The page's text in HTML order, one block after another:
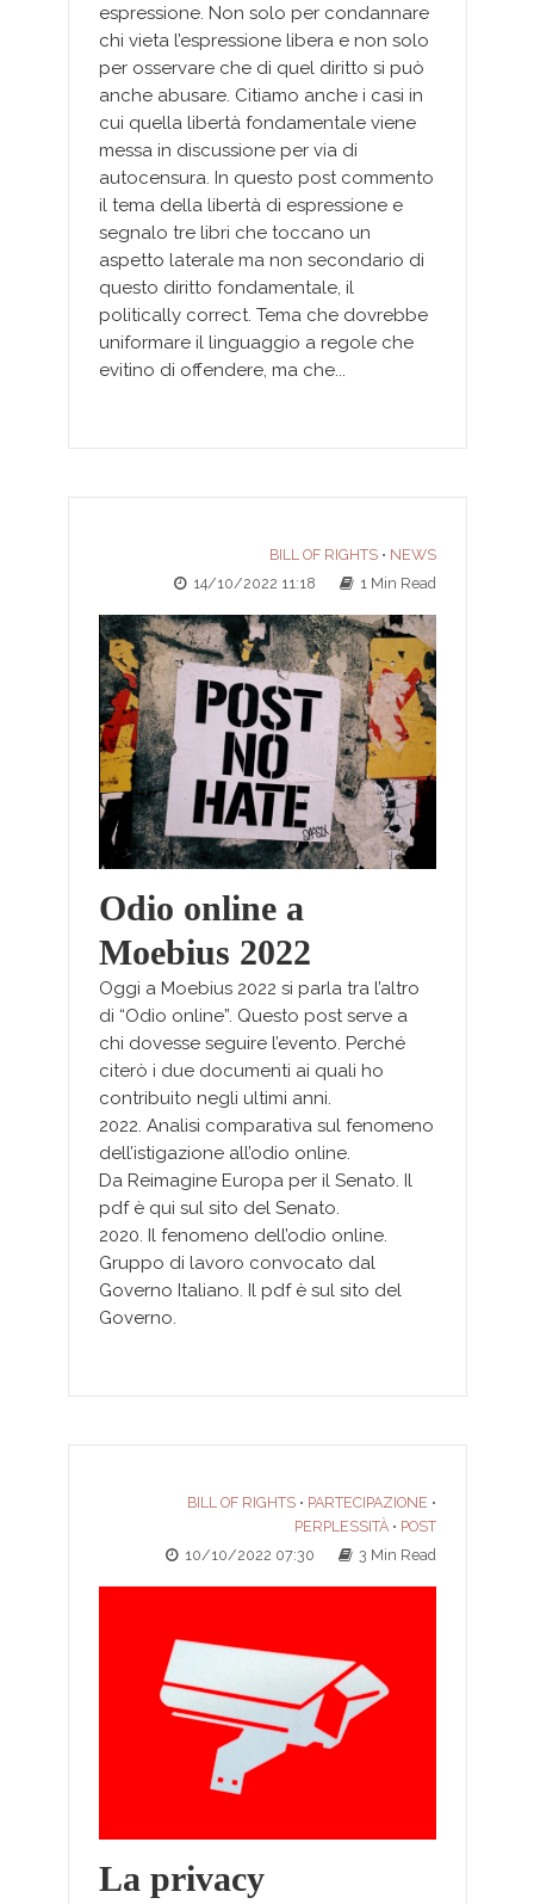
espressione. Non solo per condannare
chi vieta l’espressione libera e non solo
per osservare che di quel diritto si può
anche abusare. Citiamo anche i casi in
cui quella libertà fondamentale viene
messa in discussione per via di
autocensura. In questo post commento
il tema della libertà di espressione e
segnalo tre libri che toccano un
aspetto laterale ma non secondario di
questo diritto fondamentale, il
politically correct. Tema che dovrebbe
uniformare il linguaggio a regole che
evitino di offendere, ma che...
BILL OF RIGHTS • NEWS
14/10/2022 11:18
1 Min Read
Odio online a
Moebius 2022
Oggi a Moebius 2022 si parla tra l’altro
di “Odio online”. Questo post serve a
chi dovesse seguire l’evento. Perché
citerò i due documenti ai quali ho
contribuito negli ultimi anni.
2022. Analisi comparativa sul fenomeno
dell’istigazione all’odio online.
Da Reimagine Europa per il Senato. Il
pdf è qui sul sito del Senato.
2020. Il fenomeno dell’odio online.
Gruppo di lavoro convocato dal
Governo Italiano. Il pdf è sul sito del
Governo.
BILL OF RIGHTS • PARTECIPAZIONE •
PERPLESSITÀ • POST
10/10/2022 07:30
3 Min Read
La privacy